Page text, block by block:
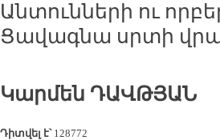
Անտունների ու
Ցավագնա սրտի
Կարմեն ԴԱՎԹՅԱՆ
Դիտվել է՝128772